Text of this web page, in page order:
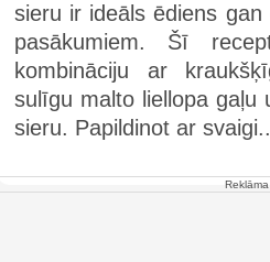
sieru ir ideāls ēdiens
pasākumiem. Šī
kombināciju ar
sulīgu malto liellopa gaļu
sieru. Papildinot ar
Reklāma